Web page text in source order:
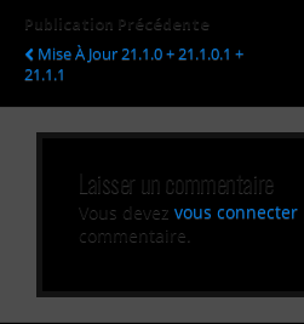
Publication Précédente
Mise À Jour 21.1.0 + 21.1.0.1 +
21.1.1
Laisser un commentaire
Vous devez vous connecter
commentaire.